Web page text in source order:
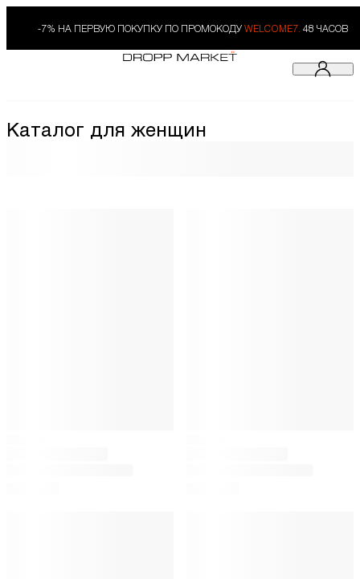
-7% НА ПЕРВУЮ ПОКУПКУ ПО ПРОМОКОДУ WELCOME7. 48 ЧАСОВ
Каталог для женщин